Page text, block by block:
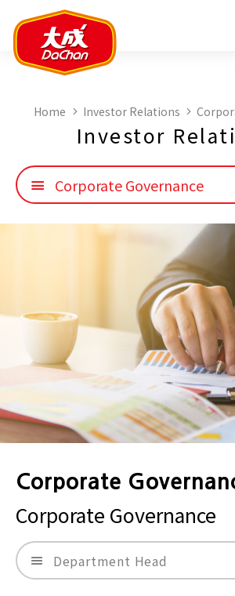
Home Investor Relations
Investor
Corporate Governance
Corporate
Corporate Governance
Department Head